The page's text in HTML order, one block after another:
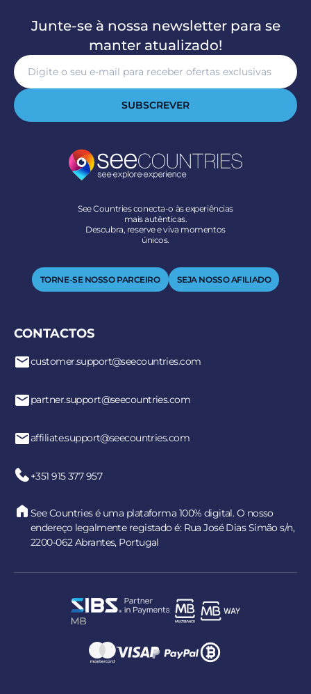
Junte-se à nossa newsletter para se
manter atualizado!
SUBSCREVER
See Countries conecta-o às experiências
mais autênticas.
Descubra, reserve e viva momentos
únicos.
TORNE-SE NOSSO PARCEIRO SEJA NOSSO AFILIADO
CONTACTOS
customer.support@seecountries.com
partner.support@seecountries.com
affiliate.support@seecountries.com
+351 915 377 957
See Countries é uma plataforma 100% digital. O nosso
endereço legalmente registado é: Rua José Dias Simão s/n,
2200-062 Abrantes, Portugal